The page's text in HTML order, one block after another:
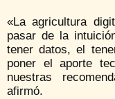
«La agricultura
pasar de la
tener datos, el
poner el aporte
nuestras
afirmó.